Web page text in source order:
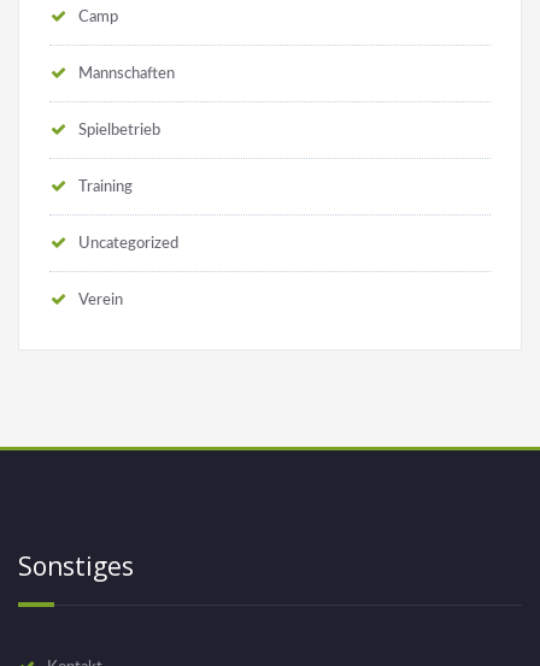
Camp
Mannschaften
Spielbetrieb
Training
Uncategorized
Verein
Sonstiges